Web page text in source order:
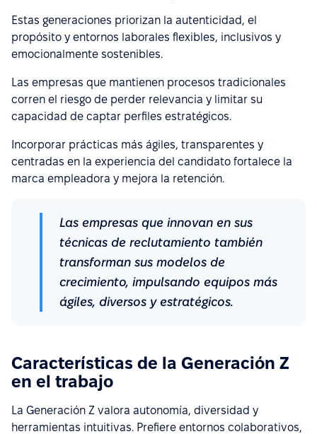
Estas generaciones priorizan la autenticidad, el
propósito y entornos laborales flexibles, inclusivos y
emocionalmente sostenibles.
Las empresas que mantienen procesos tradicionales
corren el riesgo de perder relevancia y limitar su
capacidad de captar perfiles estratégicos.
Incorporar prácticas más ágiles, transparentes y
centradas en la experiencia del candidato fortalece la
marca empleadora y mejora la retención.
Las empresas que innovan en sus
técnicas de reclutamiento también
transforman sus modelos de
crecimiento, impulsando equipos más
ágiles, diversos y estratégicos.
Características de la Generación Z
en el trabajo
La Generación Z valora autonomía, diversidad y
herramientas intuitivas. Prefiere entornos colaborativos,